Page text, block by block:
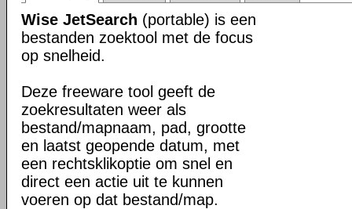
Wise JetSearch (portable) is een
bestanden zoektool met de focus
op snelheid.
Deze freeware tool geeft de
zoekresultaten weer als
bestand/mapnaam, pad, grootte
en laatst geopende datum, met
een rechtsklikoptie om snel en
direct een actie uit te kunnen
voeren op dat bestand/map.